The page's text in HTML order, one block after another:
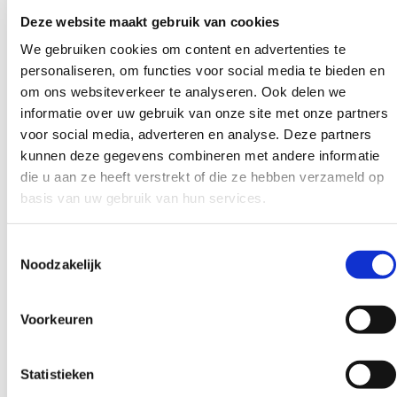
Deze website maakt gebruik van cookies
We gebruiken cookies om content en advertenties te
personaliseren, om functies voor social media te bieden en
om ons websiteverkeer te analyseren. Ook delen we
informatie over uw gebruik van onze site met onze partners
voor social media, adverteren en analyse. Deze partners
kunnen deze gegevens combineren met andere informatie
die u aan ze heeft verstrekt of die ze hebben verzameld op
basis van uw gebruik van hun services.
Noodzakelijk
Voorkeuren
Statistieken
Artificiële Intelligentie (AI) Specialisten
AI recruitment
Lees wanneer AI in recruitment waarde
jaren ervaring het belangrijkst blijft | ICT Career
meer